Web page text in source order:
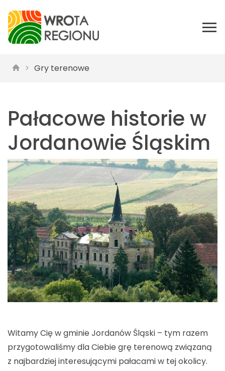
Gry terenowe
Pałacowe historie w
Jordanowie Śląskim
Witamy Cię w gminie Jordanów Śląski – tym razem
przygotowaliśmy dla Ciebie grę terenową związaną
z najbardziej interesującymi pałacami w tej okolicy.